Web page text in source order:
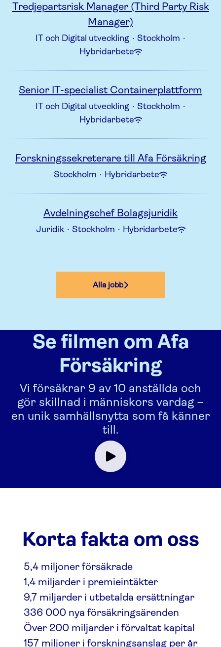
Tredjepartsrisk Manager (Third Party Risk
Manager)
IT och Digital utveckling · Stockholm ·
Hybridarbete
Senior IT-specialist Containerplattform
IT och Digital utveckling · Stockholm ·
Hybridarbete
Forskningssekreterare till Afa Försäkring
Stockholm · Hybridarbete
Avdelningschef Bolagsjuridik
Juridik · Stockholm · Hybridarbete
Alla jobb
Se filmen om Afa
Försäkring
Vi försäkrar 9 av 10 anställda och
gör skillnad i människors vardag –
en unik samhällsnytta som få känner
till.
Korta fakta om oss
5,4 miljoner försäkrade
1,4 miljarder i premieintäkter
9,7 miljarder i utbetalda ersättningar
336 000 nya försäkringsärenden
Över 200 miljarder i förvaltat kapital
157 miljoner i forskningsanslag per år